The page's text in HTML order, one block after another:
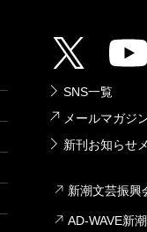
SNS一覧
メールマガジ
新刊お知らせ
新潮文芸振興
AD-WAVE新